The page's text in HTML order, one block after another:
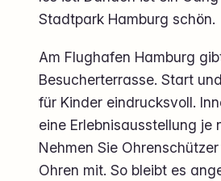
Stadtpark Hamburg schön.
Am Flughafen Hamburg
Besucherterrasse. Start
für Kinder eindrucksvoll.
eine Erlebnisausstellung je
Nehmen Sie
Ohren mit. So bleibt es